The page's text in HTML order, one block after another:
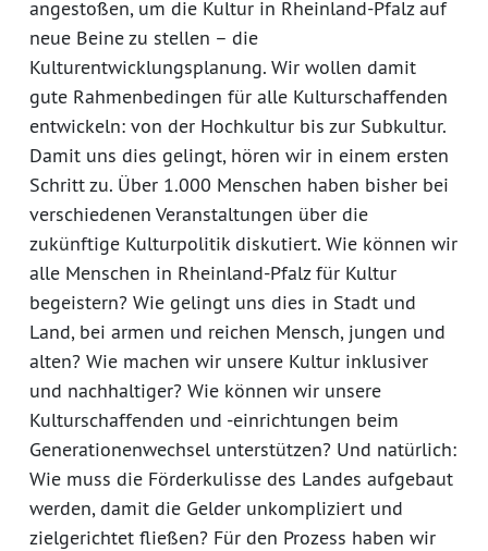
angestoßen, um die Kultur in Rheinland-Pfalz auf
neue Beine zu stellen – die
Kulturentwicklungsplanung. Wir wollen damit
gute Rahmenbedingen für alle Kulturschaffenden
entwickeln: von der Hochkultur bis zur Subkultur.
Damit uns dies gelingt, hören wir in einem ersten
Schritt zu. Über 1.000 Menschen haben bisher bei
verschiedenen Veranstaltungen über die
zukünftige Kulturpolitik diskutiert. Wie können wir
alle Menschen in Rheinland-Pfalz für Kultur
begeistern? Wie gelingt uns dies in Stadt und
Land, bei armen und reichen Mensch, jungen und
alten? Wie machen wir unsere Kultur inklusiver
und nachhaltiger? Wie können wir unsere
Kulturschaffenden und -einrichtungen beim
Generationenwechsel unterstützen? Und natürlich:
Wie muss die Förderkulisse des Landes aufgebaut
werden, damit die Gelder unkompliziert und
zielgerichtet fließen? Für den Prozess haben wir